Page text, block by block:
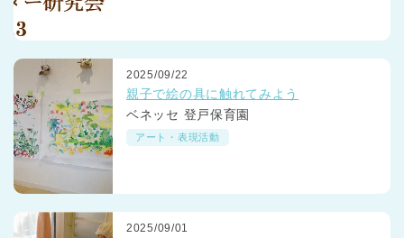
2025/09/22
親子で絵の具に触れてみよう
ベネッセ 登戸保育園
アート・表現活動
2025/09/01